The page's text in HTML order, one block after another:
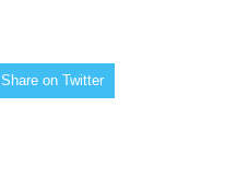
Share on Twitter